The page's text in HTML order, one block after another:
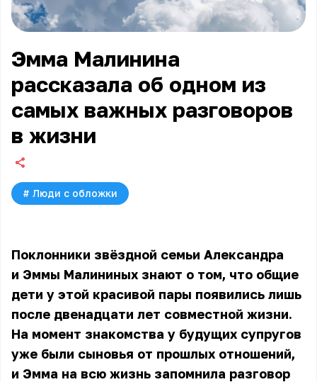
Эмма Малинина
рассказала об одном из
самых важных разговоров
в жизни
# Люди с обложки
Поклонники звёздной семьи Александра
и Эммы Малининых знают о том, что общие
дети у этой красивой пары появились лишь
после двенадцати лет совместной жизни.
На момент знакомства у будущих супругов
уже были сыновья от прошлых отношений,
и Эмма на всю жизнь запомнила разговор